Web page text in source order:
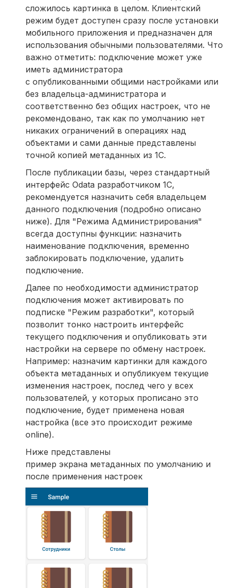
сложилось картинка в целом. Клиентский
режим будет доступен сразу после установки
мобильного приложения и предназначен для
использования обычными пользователями. Что
важно отметить: подключение может уже
иметь администратора
с опубликованными общими настройками или
без владельца-администратора и
соответственно без общих настроек, что не
рекомендовано, так как по умолчанию нет
никаких ограничений в операциях над
объектами и сами данные представлены
точной копией метаданных из 1С.
После публикации базы, через стандартный
интерфейс Odata разработчиком 1С,
рекомендуется назначить себя владельцем
данного подключения (подробно описано
ниже). Для "Режима Администрирования"
всегда доступны функции: назначить
наименование подключения, временно
заблокировать подключение, удалить
подключение.
Далее по необходимости администратор
подключения может активировать по
подписке "Режим разработки", который
позволит тонко настроить интерфейс
текущего подключения и опубликовать эти
настройки на сервере по обмену настроек.
Например: назначим картинки для каждого
объекта метаданных и опубликуем текущие
изменения настроек, послед чего у всех
пользователей, у которых прописано это
подключение, будет применена новая
настройка (все это происходит режиме
online).
Ниже представлены
пример экрана метаданных по умолчанию и
после применения настроек